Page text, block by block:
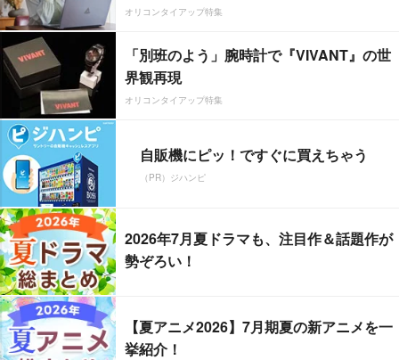
オリコンタイアップ特集
「別班のよう」腕時計で『VIVANT』の世
界観再現
オリコンタイアップ特集
自販機にピッ！ですぐに買えちゃう
（PR）ジハンピ
2026年7月夏ドラマも、注目作＆話題作が
勢ぞろい！
【夏アニメ2026】7月期夏の新アニメを一
挙紹介！